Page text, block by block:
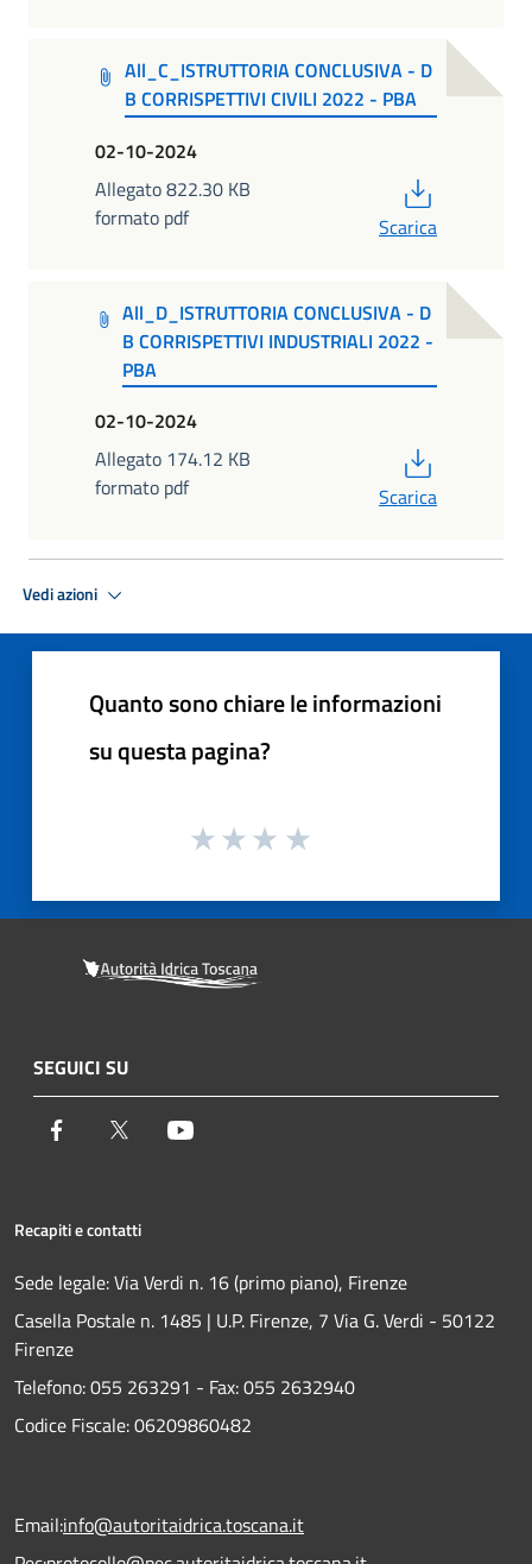
All_C_ISTRUTTORIA CONCLUSIVA - D
B CORRISPETTIVI CIVILI 2022 - PBA
02-10-2024
Allegato 822.30 KB
formato pdf
Scarica
All_D_ISTRUTTORIA CONCLUSIVA - D
B CORRISPETTIVI INDUSTRIALI 2022 -
PBA
02-10-2024
Allegato 174.12 KB
formato pdf
Scarica
Vedi azioni
Quanto sono chiare le informazioni
su questa pagina?
SEGUICI SU
Facebook Twitter
Recapiti e contatti
Sede legale: Via Verdi n. 16 (primo piano), Firenze
Casella Postale n. 1485 | U.P. Firenze, 7 Via G. Verdi - 50122
Firenze
Telefono:055 263291 - Fax:055 2632940
Codice Fiscale: 06209860482
Email:info@autoritaidrica.toscana.it